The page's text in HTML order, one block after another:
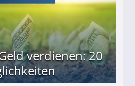
verdienen: 20